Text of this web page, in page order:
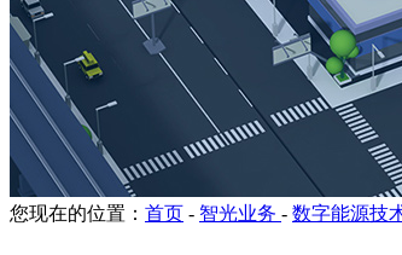
您现在的位置： 首页 - 智光业务 - 数字能源技